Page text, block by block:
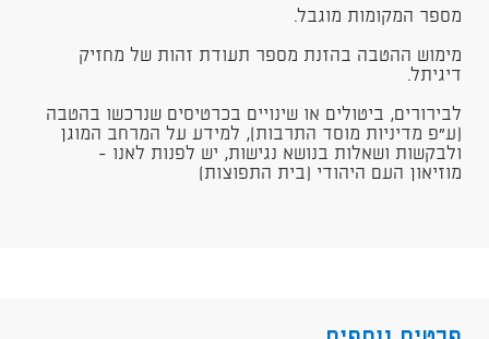
מספר המקומות מוגבל.
מימוש ההטבה בהזנת מספר תעודת זהות של מחזיק
דיגיתל.
לבירורים, ביטולים או שינויים בכרטיסים שנרכשו בהטבה
(ע"פ מדיניות מוסד התרבות), למידע על המרחב המוגן
ולבקשות ושאלות בנושא נגישות, יש לפנות לאנו -
מוזיאון העם היהודי (בית התפוצות)